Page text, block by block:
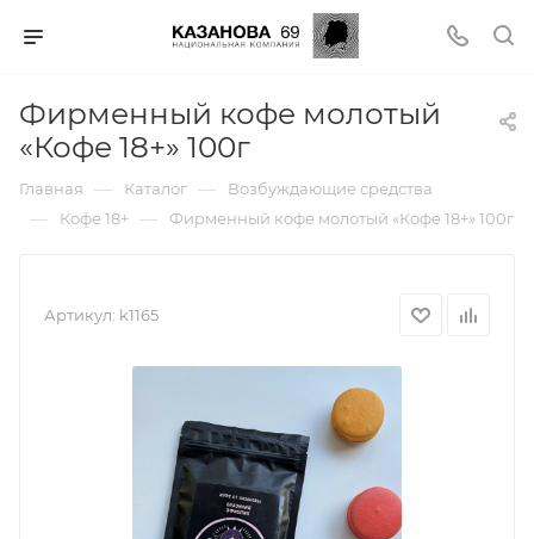
Фирменный кофе молотый
«Кофе 18+» 100г
Главная — Каталог — Возбуждающие средства
— Кофе 18+ — Фирменный кофе молотый «Кофе 18+» 100г
Артикул: k1165